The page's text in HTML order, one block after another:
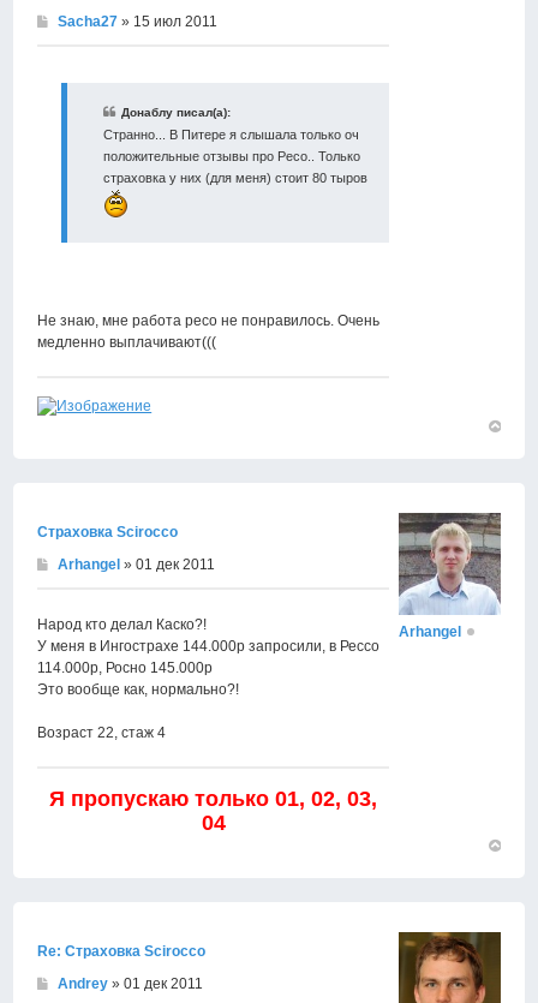
Sacha27 » 15 июл 2011
Донаблу писал(а):
Странно... В Питере я слышала только оч
положительные отзывы про Ресо.. Только
страховка у них (для меня) стоит 80 тыров
Не знаю, мне работа ресо не понравилось. Очень
медленно выплачивают(((
Страховка Scirocco
Arhangel » 01 дек 2011
Народ кто делал Каско?!
У меня в Ингострахе 144.000р запросили, в Рессо
114.000р, Росно 145.000р
Это вообще как, нормально?!
Возраст 22, стаж 4
Я пропускаю только 01, 02, 03,
04
Arhangel
Re: Страховка Scirocco
Andrey » 01 дек 2011